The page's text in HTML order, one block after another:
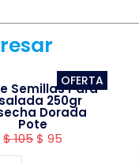
OFERTA
Semillas Para
250gr
Dorada
Pote
$105$ 95